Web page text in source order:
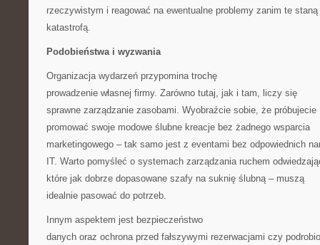
rzeczywistym i reagować na ewentualne problemy zanim te
katastrofą.
Podobieństwa i wyzwania
Organizacja wydarzeń przypomina trochę
prowadzenie własnej firmy. Zarówno tutaj, jak i tam, liczy się
sprawne zarządzanie zasobami. Wyobraźcie sobie, że próbujecie
promować swoje modowe ślubne kreacje bez żadnego wsparcia
marketingowego – tak samo jest z eventami bez odpowiednich
IT. Warto pomyśleć o systemach zarządzania ruchem
które jak dobrze dopasowane szafy na suknię ślubną – muszą
idealnie pasować do potrzeb.
Innym aspektem jest bezpieczeństwo
danych oraz ochrona przed fałszywymi rezerwacjami czy